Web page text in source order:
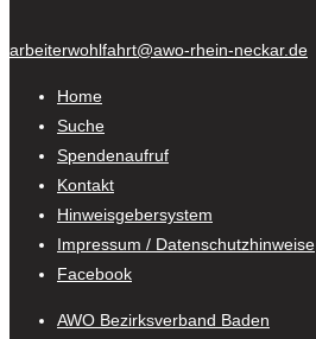
arbeiterwohlfahrt@awo-rhein-neckar.de
Home
Suche
Spendenaufruf
Kontakt
Hinweisgebersystem
Impressum / Datenschutzhinweise
Facebook
AWO Bezirksverband Baden